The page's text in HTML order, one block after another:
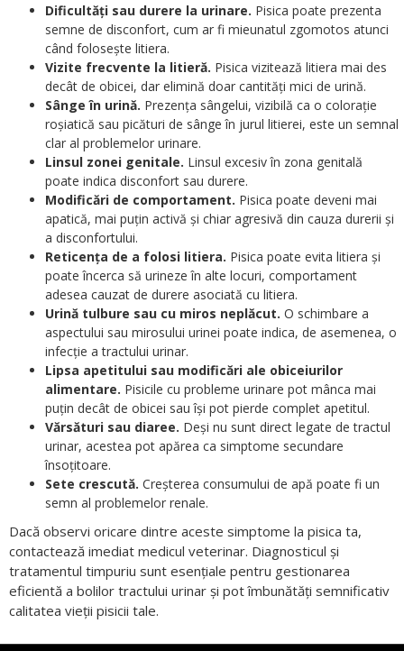
Dificultăți sau durere la urinare. Pisica poate prezenta
semne de disconfort, cum ar fi mieunatul zgomotos atunci
când folosește litiera.
Vizite frecvente la litieră. Pisica vizitează litiera mai des
decât de obicei, dar elimină doar cantități mici de urină.
Sânge în urină. Prezența sângelui, vizibilă ca o colorație
roșiatică sau picături de sânge în jurul litierei, este un semnal
clar al problemelor urinare.
Linsul zonei genitale. Linsul excesiv în zona genitală
poate indica disconfort sau durere.
Modificări de comportament. Pisica poate deveni mai
apatică, mai puțin activă și chiar agresivă din cauza durerii și
a disconfortului.
Reticența de a folosi litiera. Pisica poate evita litiera și
poate încerca să urineze în alte locuri, comportament
adesea cauzat de durere asociată cu litiera.
Urină tulbure sau cu miros neplăcut. O schimbare a
aspectului sau mirosului urinei poate indica, de asemenea, o
infecție a tractului urinar.
Lipsa apetitului sau modificări ale obiceiurilor
alimentare. Pisicile cu probleme urinare pot mânca mai
puțin decât de obicei sau își pot pierde complet apetitul.
Vărsături sau diaree. Deși nu sunt direct legate de tractul
urinar, acestea pot apărea ca simptome secundare
însoțitoare.
Sete crescută. Creșterea consumului de apă poate fi un
semn al problemelor renale.
Dacă observi oricare dintre aceste simptome la pisica ta,
contactează imediat medicul veterinar. Diagnosticul și
tratamentul timpuriu sunt esențiale pentru gestionarea
eficientă a bolilor tractului urinar și pot îmbunătăți semnificativ
calitatea vieții pisicii tale.